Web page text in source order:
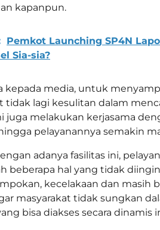
kapanpun.
Pemkot Launching SP4N
Sia-sia?
kepada media, untuk
tidak lagi kesulitan dalam
juga melakukan kerjasama
pelayanannya semakin
adanya fasilitas ini,
beberapa hal yang tidak
kecelakaan dan masih
masyarakat tidak sungkan
bisa diakses secara dinamis